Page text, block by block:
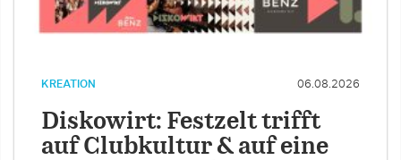
KREATION 06.08.2026
Diskowirt: Festzelt trifft
auf Clubkultur & auf eine